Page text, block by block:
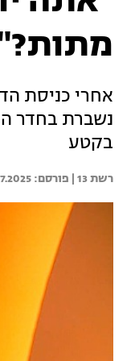
אחרי כניסת
נשברת בחדר
בקטע
רשת 13 |